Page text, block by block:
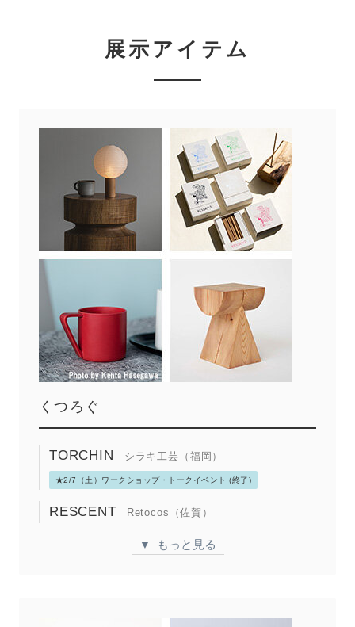
展示アイテム
くつろぐ
TORCHIN シラキ工芸（福岡）
★2/7（土）ワークショップ・トークイベント (終了)
RESCENT Retocos（佐賀）
▼ もっと見る